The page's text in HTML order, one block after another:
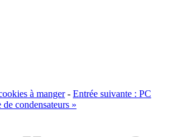
à manger - Entrée suivante : PC
condensateurs »